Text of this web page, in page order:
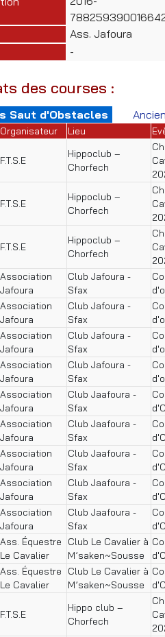
Ass. Jafoura
-
des courses :
Saut d'Obstacles
Organisateur Lieu
F.T.S.E
Hippoclub –
Chorfech
F.T.S.E
Hippoclub –
Chorfech
F.T.S.E
Hippoclub –
Chorfech
Association
Jafoura
Club Jafoura -
Sfax
Association
Jafoura
Club Jafoura -
Sfax
Association
Jafoura
Club Jafoura -
Sfax
Association
Jafoura
Club Jafoura -
Sfax
Association
Jafoura
Club Jaafoura -
Sfax
Association
Jafoura
Club Jaafoura -
Sfax
Association
Jafoura
Club Jaafoura -
Sfax
Association
Jafoura
Club Jaafoura -
Sfax
Association
Jafoura
Club Jaafoura -
Sfax
Ass. Équestre
Le Cavalier
Club Le Cavalier à
M’saken~Sousse
Ass. Équestre
Le Cavalier
Club Le Cavalier à
M’saken~Sousse
F.T.S.E
Hippo club –
Chorfech